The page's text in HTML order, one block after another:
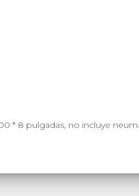
* 8 pulgadas, no incluye